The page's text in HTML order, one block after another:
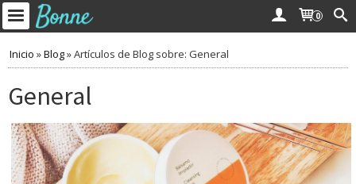
0
Inicio »Blog»Artículos de Blog sobre: General
General